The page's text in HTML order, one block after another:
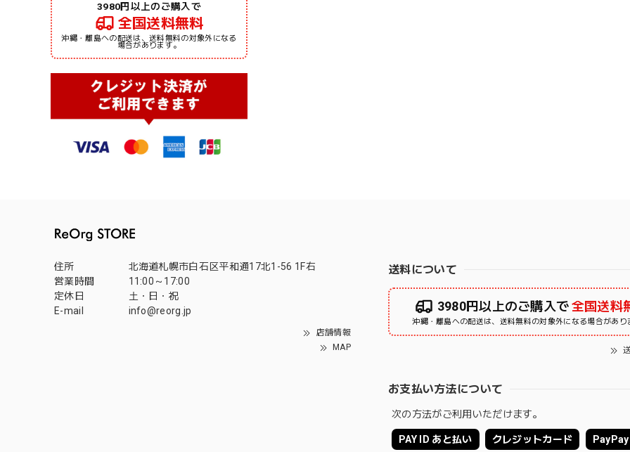
3980円以上のご購入で
全国送料無料
沖縄・離島への配送は、送料無料の対象外になる
場合があります。
住所
北海道札幌市白石区平和通17北1-56 1F右
営業時間
11:00～17:00
定休日
土・日・祝
E-mail
info@reorg.jp
店舗情報
MAP
送料について
3980円以上のご購入で全国送料
沖縄・離島への配送は、送料無料の対象外になる場合があり
お支払い方法について
次の方法がご利用いただけます。
PAY ID あと払い クレジットカード PayPay